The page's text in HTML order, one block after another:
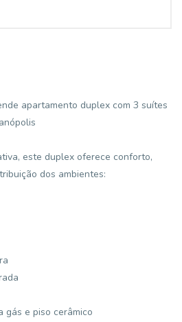
apartamento duplex com 3 suítes
este duplex oferece conforto,
dos ambientes:
gás e piso cerâmico